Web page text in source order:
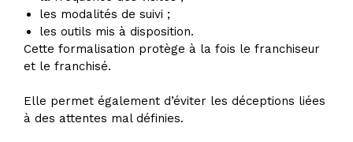
les modalités de suivi ;
les outils mis à disposition.
Cette formalisation protège à la fois le franchiseur
et le franchisé.
Elle permet également d’éviter les déceptions liées
à des attentes mal définies.